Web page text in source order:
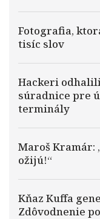
Fotografia,
tisíc slov
Hackeri
súradnice pre
terminály
Maroš Kramár:
ožijú!“
Kňaz Kuffa
Zdôvodnenie